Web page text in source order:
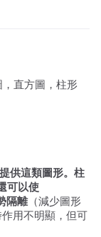
直方圖，柱形
供這類圖形。柱
可以使
隔離（減少圖形
用不明顯，但可